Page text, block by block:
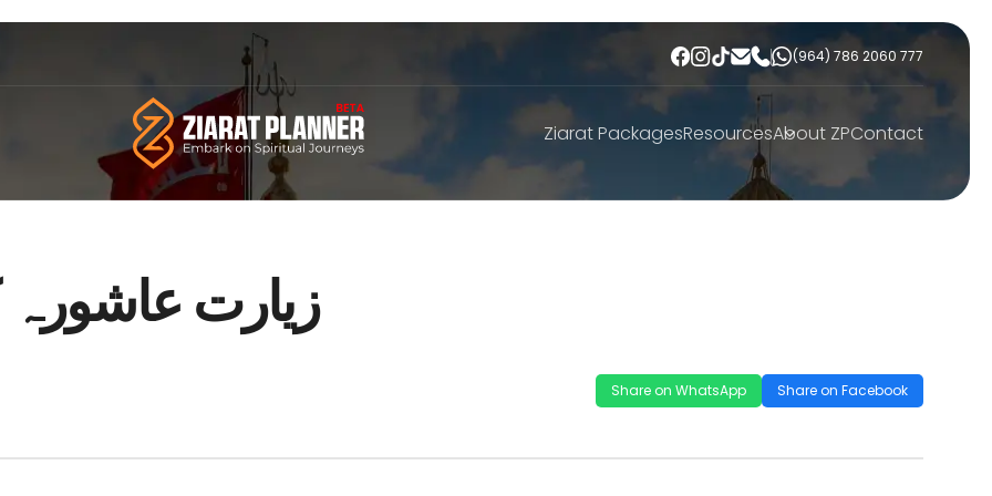
(964) 786 2060 777
Ziarat PackagesResourcesAbout ZPContact
زیارت عاشورہ
Share on WhatsApp Share on Facebook